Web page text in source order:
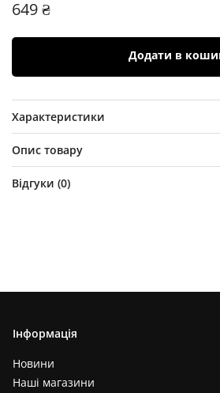
649 ₴
Додати в
Характеристики
Опис товару
Відгуки (0)
Інформація
Новини
Наші магазини